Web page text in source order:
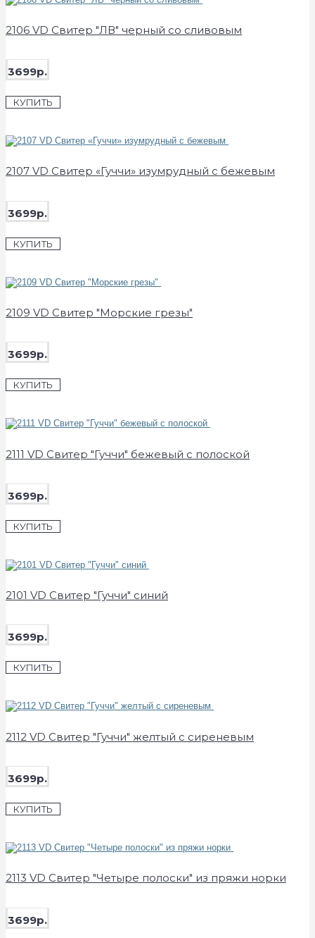
2106 VD Свитер "ЛВ" черный со сливовым
3699р.
КУПИТЬ
2107 VD Свитер «Гуччи» изумрудный с бежевым
3699р.
КУПИТЬ
2109 VD Свитер "Морские грезы"
3699р.
КУПИТЬ
2111 VD Свитер "Гуччи" бежевый с полоской
3699р.
КУПИТЬ
2101 VD Свитер "Гуччи" синий
3699р.
КУПИТЬ
2112 VD Свитер "Гуччи" желтый с сиреневым
3699р.
КУПИТЬ
2113 VD Свитер "Четыре полоски" из пряжи норки
3699р.